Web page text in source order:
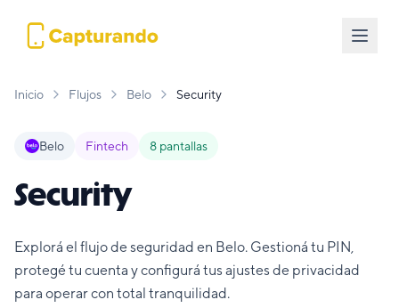
Inicio Flujos Belo Security
Belo Fintech 8 pantallas
Security
Explorá el flujo de seguridad en Belo. Gestioná tu PIN,
protegé tu cuenta y configurá tus ajustes de privacidad
para operar con total tranquilidad.